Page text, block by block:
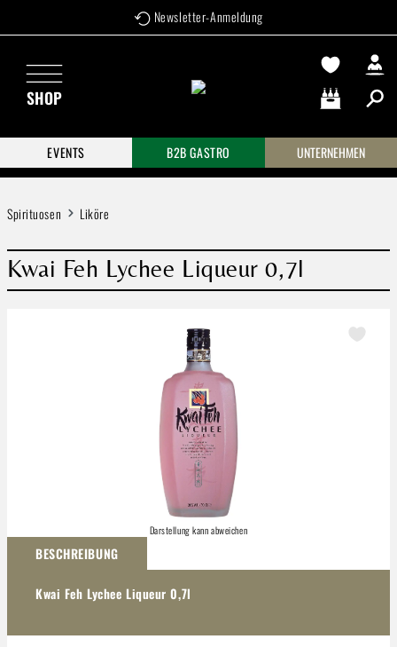
Zum Hauptinhalt springen Newsletter-Anmeldung
SHOP
Warenkorb
EVENTS
B2B GASTRO UNTERNEHMEN
Spirituosen Liköre
Kwai Feh Lychee Liqueur 0,7l
Darstellung kann abweichen
BESCHREIBUNG
Kwai Feh Lychee Liqueur 0,7l